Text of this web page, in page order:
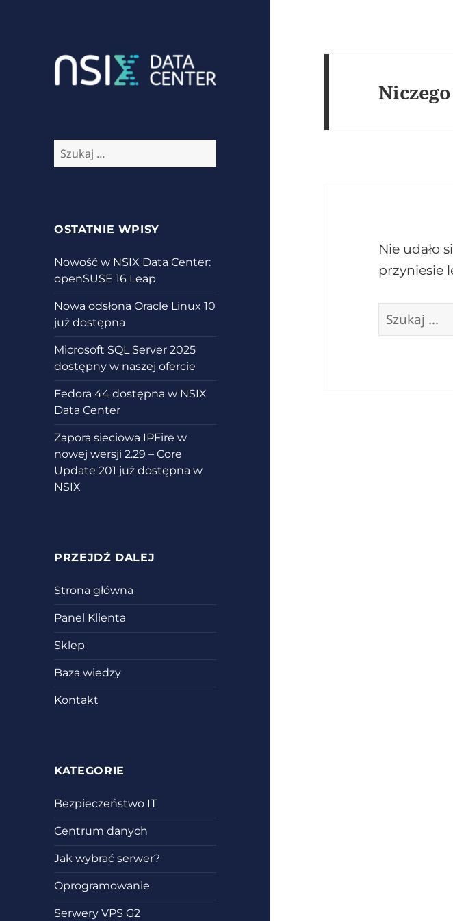
Szukaj:
OSTATNIE WPISY
Nowość w NSIX Data Center:
openSUSE 16 Leap
Nowa odsłona Oracle Linux 10
już dostępna
Microsoft SQL Server 2025
dostępny w naszej ofercie
Fedora 44 dostępna w NSIX
Data Center
Zapora sieciowa IPFire w
nowej wersji 2.29 – Core
Update 201 już dostępna w
NSIX
PRZEJDŹ DALEJ
Strona główna
Panel Klienta
Sklep
Baza wiedzy
Kontakt
KATEGORIE
Bezpieczeństwo IT
Centrum danych
Jak wybrać serwer?
Oprogramowanie
Serwery VPS G2
Nie udało
przyniesie
Szukaj: